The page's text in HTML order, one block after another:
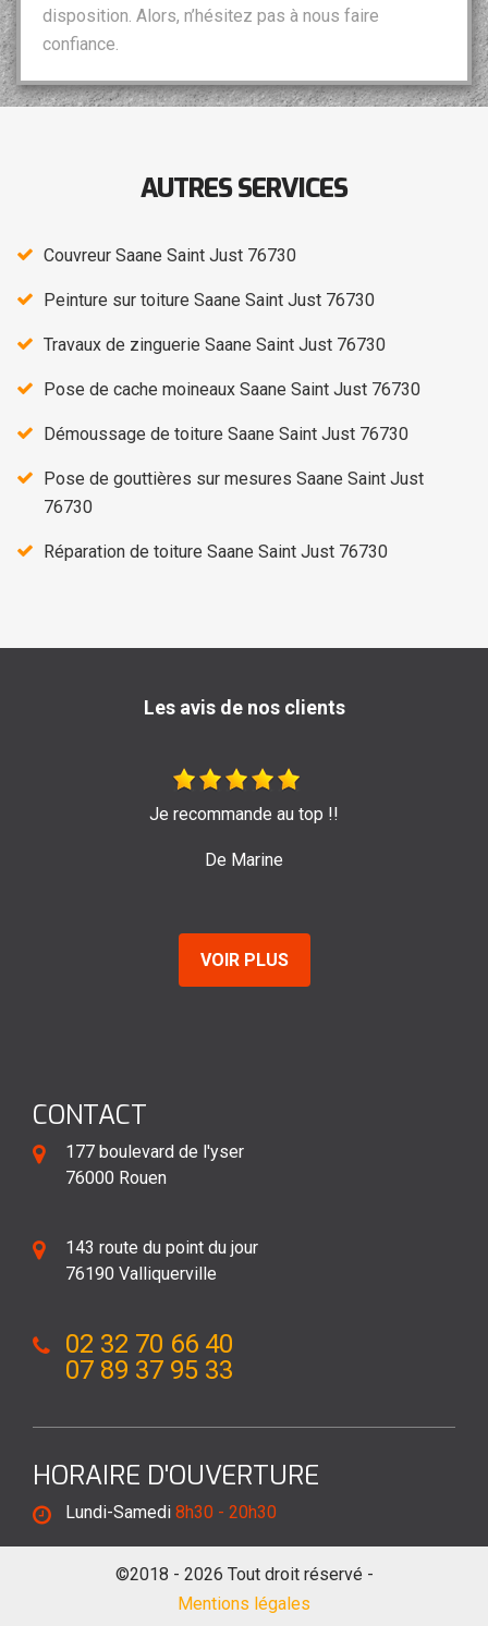
disposition. Alors, n’hésitez pas à nous faire
confiance.
AUTRES SERVICES
Couvreur Saane Saint Just 76730
Peinture sur toiture Saane Saint Just 76730
Travaux de zinguerie Saane Saint Just 76730
Pose de cache moineaux Saane Saint Just 76730
Démoussage de toiture Saane Saint Just 76730
Pose de gouttières sur mesures Saane Saint Just
76730
Réparation de toiture Saane Saint Just 76730
Les avis de nos clients
Très bon travail de
VOIR PLUS
CONTACT
177 boulevard de l'yser
76000 Rouen
143 route du point du jour
76190 Valliquerville
02 32 70 66 40
07 89 37 95 33
HORAIRE D'OUVERTURE
Lundi-Samedi 8h30 - 20h30
©2018 - 2026 Tout droit réservé -
Mentions légales